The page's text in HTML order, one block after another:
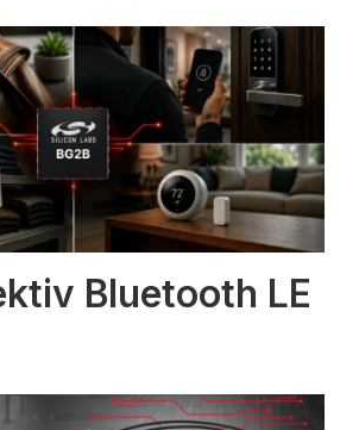
Bluetooth LE